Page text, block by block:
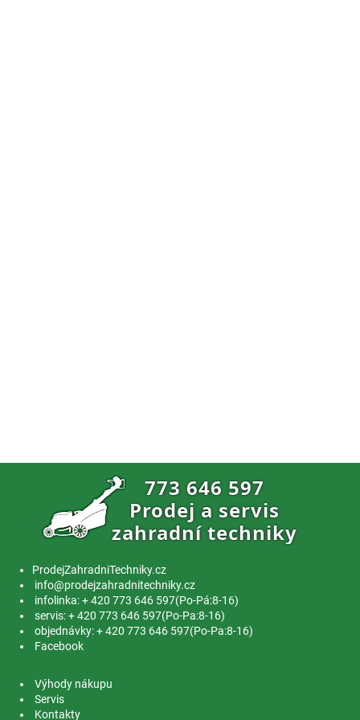
ProdejZahradniTechniky.cz
info@prodejzahradnitechniky.cz
infolinka: + 420 773 646 597(Po-Pá:8-16)
servis: + 420 773 646 597(Po-Pa:8-16)
objednávky: + 420 773 646 597(Po-Pa:8-16)
Facebook
Výhody nákupu
Servis
Kontakty